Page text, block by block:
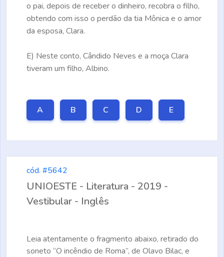
o pai, depois de receber o dinheiro, recobra o filho,
obtendo com isso o perdão da tia Mônica e o amor
da esposa, Clara.
E) Neste conto, Cândido Neves e a moça Clara
tiveram um filho, Albino.
A B C D E
cód. #5642
UNIOESTE - Literatura - 2019 -
Vestibular - Inglês
Leia atentamente o fragmento abaixo, retirado do
soneto “O incêndio de Roma”, de Olavo Bilac, e